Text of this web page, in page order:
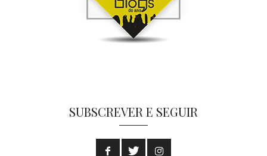
SUBSCREVER E SEGUIR